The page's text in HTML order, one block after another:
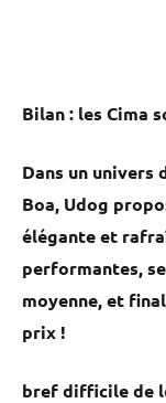
Bilan : les Cima
Dans un univers
Boa, Udog
élégante et
performantes,
moyenne, et
prix !
bref difficile de